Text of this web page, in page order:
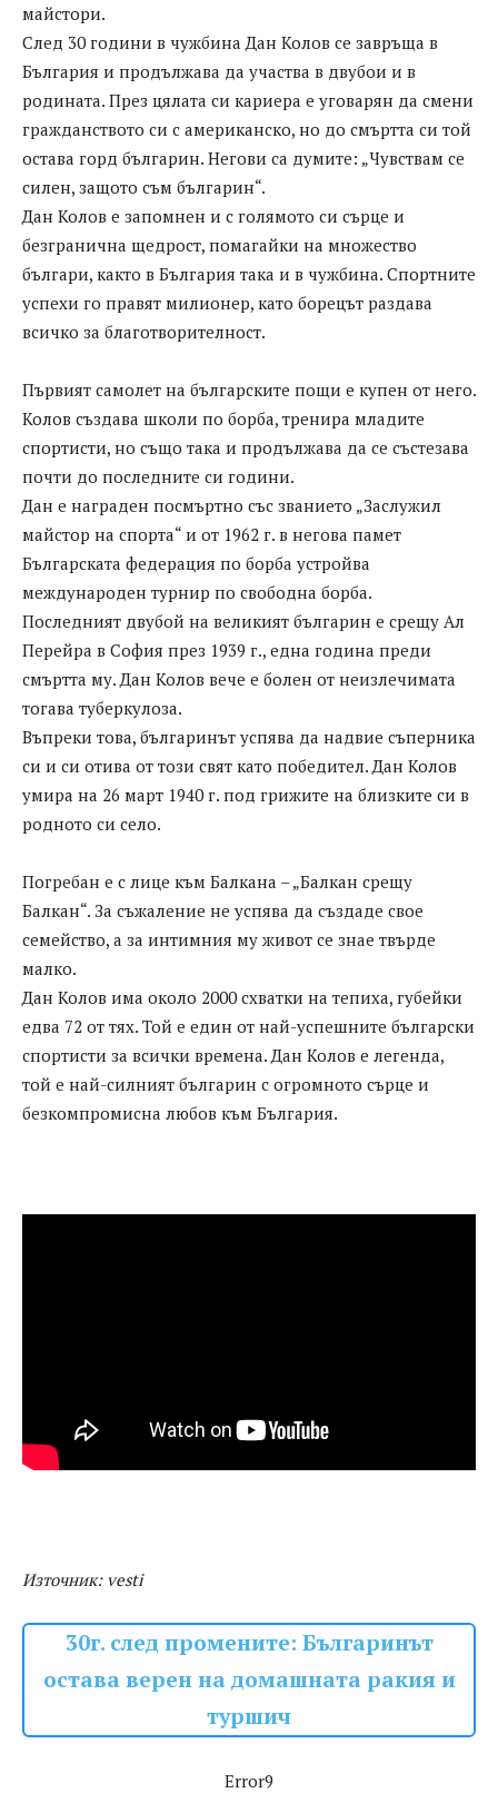
майстори.
След 30 години в чужбина Дан Колов се завръща в
България и продължава да участва в двубои и в
родината. През цялата си кариера е уговарян да смени
гражданството си с американско, но до смъртта си той
остава горд българин. Негови са думите: „Чувствам се
силен, защото съм българин“.
Дан Колов е запомнен и с голямото си сърце и
безгранична щедрост, помагайки на множество
българи, както в България така и в чужбина. Спортните
успехи го правят милионер, като борецът раздава
всичко за благотворителност.
Първият самолет на българските пощи е купен от него.
Колов създава школи по борба, тренира младите
спортисти, но също така и продължава да се състезава
почти до последните си години.
Дан е награден посмъртно със званието „Заслужил
майстор на спорта“ и от 1962 г. в негова памет
Българската федерация по борба устройва
международен турнир по свободна борба.
Последният двубой на великият българин е срещу Ал
Перейра в София през 1939 г., една година преди
смъртта му. Дан Колов вече е болен от неизлечимата
тогава туберкулоза.
Въпреки това, българинът успява да надвие съперника
си и си отива от този свят като победител. Дан Колов
умира на 26 март 1940 г. под грижите на близките си в
родното си село.
Погребан е с лице към Балкана – „Балкан срещу
Балкан“. За съжаление не успява да създаде свое
семейство, а за интимния му живот се знае твърде
малко.
Дан Колов има около 2000 схватки на тепиха, губейки
едва 72 от тях. Той е един от най-успешните български
спортисти за всички времена. Дан Колов е легенда,
той е най-силният българин с огромното сърце и
безкомпромисна любов към България.
Източник: vesti
30г. след промените: Българинът
остава верен на домашната ракия и
туршич
Error9